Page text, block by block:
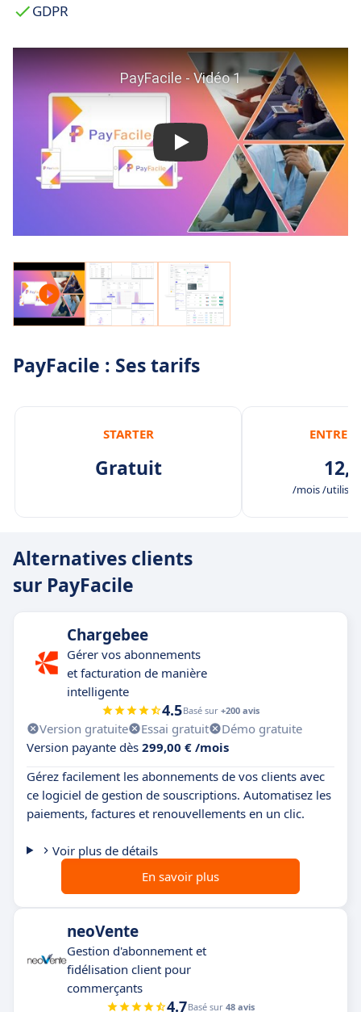
GDPR
PayFacile : Ses tarifs
STARTER
Gratuit
/mois /
Alternatives clients
sur PayFacile
Chargebee
Gérer vos abonnements
et facturation de manière
intelligente
4.5Basé sur +200 avis
Version gratuite Essai gratuit
Démo gratuite
Version payante dès 299,00 € /mois
Gérez facilement les abonnements de vos clients avec
ce logiciel de gestion de souscriptions. Automatisez les
paiements, factures et renouvellements en un clic.
Voir plus de détails
En savoir plus
neoVente
Gestion d'abonnement et
fidélisation client pour
commerçants
4.7Basé sur 48 avis